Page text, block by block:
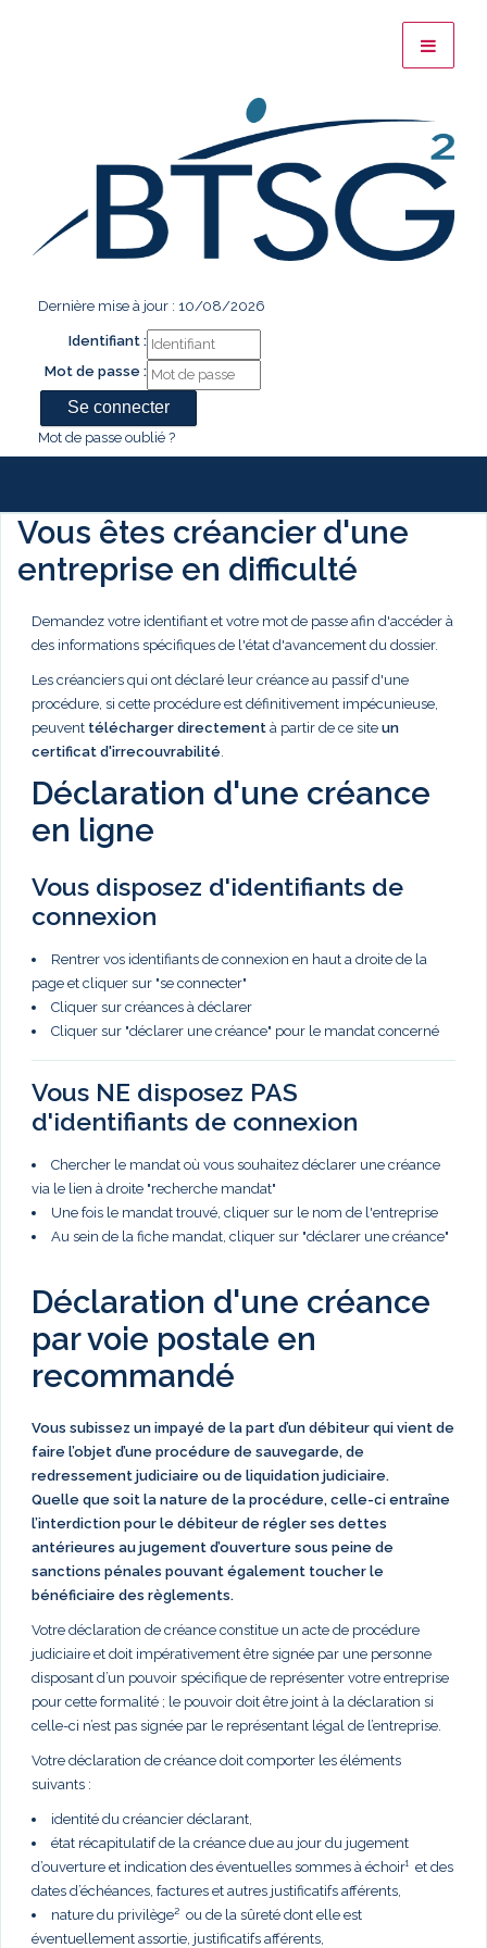
Dernière mise à jour : 10/08/2026
Identifiant :
Mot de passe :
Mot de passe oublié ?
Vous êtes créancier d'une
entreprise en difficulté
Demandez votre identifiant et votre mot de passe afin d'accéder à
des informations spécifiques de l'état d'avancement du dossier.
Les créanciers qui ont déclaré leur créance au passif d'une
procédure, si cette procédure est définitivement impécunieuse,
peuvent télécharger directement à partir de ce site un
certificat d'irrecouvrabilité.
Déclaration d'une créance
en ligne
Vous disposez d'identifiants de
connexion
Rentrer vos identifiants de connexion en haut a droite de la
page et cliquer sur "se connecter"
Cliquer sur créances à déclarer
Cliquer sur "déclarer une créance" pour le mandat concerné
Vous NE disposez PAS
d'identifiants de connexion
Chercher le mandat où vous souhaitez déclarer une créance
via le lien à droite "recherche mandat"
Une fois le mandat trouvé, cliquer sur le nom de l'entreprise
Au sein de la fiche mandat, cliquer sur "déclarer une créance"
Déclaration d'une créance
par voie postale en
recommandé
Vous subissez un impayé de la part d’un débiteur qui vient de
faire l’objet d’une procédure de sauvegarde, de
redressement judiciaire ou de liquidation judiciaire.
Quelle que soit la nature de la procédure, celle-ci entraîne
l’interdiction pour le débiteur de régler ses dettes
antérieures au jugement d’ouverture sous peine de
sanctions pénales pouvant également toucher le
bénéficiaire des règlements.
Votre déclaration de créance constitue un acte de procédure
judiciaire et doit impérativement être signée par une personne
disposant d’un pouvoir spécifique de représenter votre entreprise
pour cette formalité ; le pouvoir doit être joint à la déclaration si
celle-ci n’est pas signée par le représentant légal de l’entreprise.
Votre déclaration de créance doit comporter les éléments
suivants :
identité du créancier déclarant,
état récapitulatif de la créance due au jour du jugement
d’ouverture et indication des éventuelles sommes à échoir¹ et des
dates d’échéances, factures et autres justificatifs afférents,
nature du privilège² ou de la sûreté dont elle est
éventuellement assortie, justificatifs afférents,